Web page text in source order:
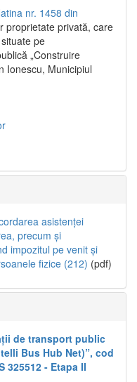
nr. 1458 din
proprietate privată, care
pe
„Construire
Ionescu, Municipiul
asistenței
precum și
impozitul pe venit și
fizice (212) (pdf)
de transport public
Bus Hub Net)”, cod
325512 - Etapa II